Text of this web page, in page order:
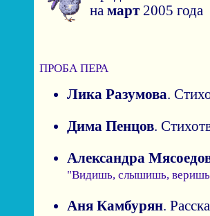
на март2005 года
ПРОБА ПЕРА
Лика Разумова.
Дима Пенцов.
Александра
"Видишь, слышишь,
Аня Камбурян.